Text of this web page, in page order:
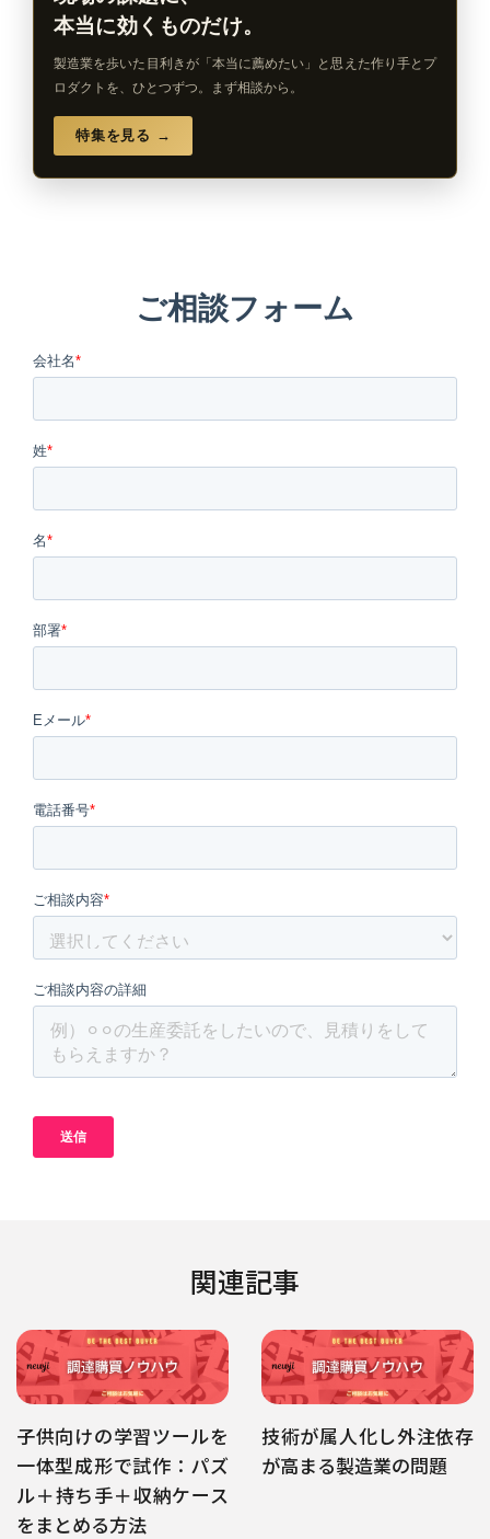
本当に効くものだけ。
製造業を歩いた目利きが「本当に薦めたい」と思えた作り手とプ
ロダクトを、ひとつずつ。まず相談から。
特集を見る →
関連記事
子供向けの学習ツールを
一体型成形で試作：パズ
ル＋持ち手＋収納ケース
をまとめる方法
技術が属人化し外注依存
が高まる製造業の問題